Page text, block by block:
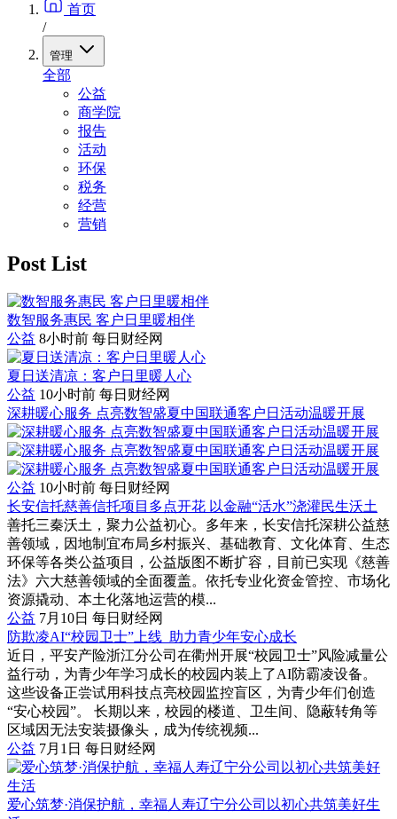
首页
/
管理
全部
公益
商学院
报告
活动
环保
税务
经营
营销
Post List
数智服务惠民 客户日里暖相伴
公益 8小时前 每日财经网
夏日送清凉：客户日里暖人心
公益 10小时前 每日财经网
深耕暖心服务 点亮数智盛夏中国联通客户日活动温暖开展
公益 10小时前 每日财经网
长安信托慈善信托项目多点开花 以金融“活水”浇灌民生沃土
善托三秦沃土，聚力公益初心。多年来，长安信托深耕公益慈
善领域，因地制宜布局乡村振兴、基础教育、文化体育、生态
环保等各类公益项目，公益版图不断扩容，目前已实现《慈善
法》六大慈善领域的全面覆盖。依托专业化资金管控、市场化
资源撬动、本土化落地运营的模...
公益 7月10日 每日财经网
防欺凌AI“校园卫士”上线 助力青少年安心成长
近日，平安产险浙江分公司在衢州开展“校园卫士”风险减量公
益行动，为青少年学习成长的校园内装上了AI防霸凌设备。
这些设备正尝试用科技点亮校园监控盲区，为青少年们创造
“安心校园”。 长期以来，校园的楼道、卫生间、隐蔽转角等
区域因无法安装摄像头，成为传统视频...
公益 7月1日 每日财经网
爱心筑梦·消保护航，幸福人寿辽宁分公司以初心共筑美好生